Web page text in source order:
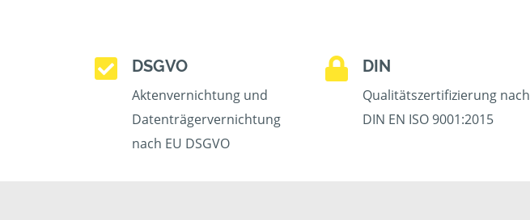
DSGVO
Aktenvernichtung und
Datenträgervernichtung
nach EU DSGVO
DIN
Qualitätszertifizierung nach
DIN EN ISO 9001:2015